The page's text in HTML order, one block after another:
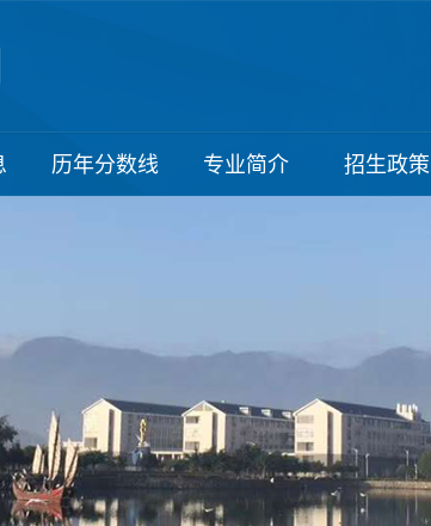
历年分数线 专业简介 招生政策